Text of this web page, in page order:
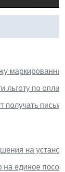
льготу по
получать
на
на единое